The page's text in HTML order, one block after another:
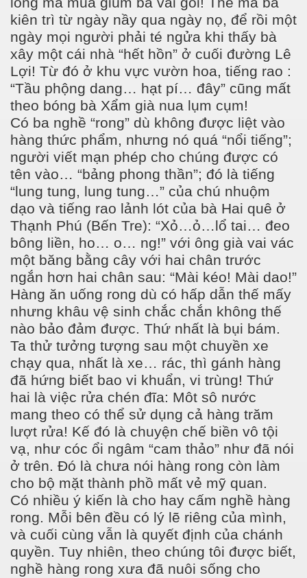
kiên trì từ ngày nầy qua ngày nọ, để rồi một
ngày mọi người phải té ngửa khi thấy bà
xây một cái nhà “hết hồn” ở cuối đường Lê
Lợi! Từ đó ở khu vực vườn hoa, tiếng rao :
“Tầu phộng dang… hạt pí… đây” cũng mất
theo bóng bà Xẩm già nua lụm cụm!
Có ba nghề “rong” dù không được liệt vào
hàng thức phẩm, nhưng nó quá “nổi tiếng”;
người viết mạn phép cho chúng được có
tên vào… “bảng phong thần”; đó là tiếng
“lung tung, lung tung…” của chú nhuộm
dạo và tiếng rao lảnh lót của bà Hai quê ở
Thạnh Phú (Bến Tre): “Xỏ…ỏ…lổ tai… đeo
bông liền, ho… o… ng!” với ông già vai vác
một băng bằng cây với hai chân trước
ngắn hơn hai chân sau: “Mài kéo! Mài dao!”
Hàng ăn uống rong dù có hấp dẫn thế mấy
nhưng khâu vệ sinh chắc chắn không thế
nào bảo đảm được. Thứ nhất là bụi bám.
Ta thử tưởng tượng sau một chuyền xe
chạy qua, nhất là xe… rác, thì gánh hàng
đã hứng biết bao vi khuẩn, vi trùng! Thứ
hai là việc rửa chén đĩa: Môt sô nước
mang theo có thể sử dụng cả hàng trăm
lượt rửa! Kế đó là chuyện chế biền vô tội
vạ, như cóc ổi ngâm “cam thảo” như đã nói
ở trên. Đó là chưa nói hàng rong còn làm
cho bộ mặt thành phồ mất vẻ mỹ quan.
Có nhiều ý kiến là cho hay cấm nghề hàng
rong. Mỗi bên đều có lý lẽ riêng của mình,
và cuối cùng vẫn là quyết định của chánh
quyền. Tuy nhiên, theo chúng tôi được biết,
nghề hàng rong xưa đã nuôi sống cho